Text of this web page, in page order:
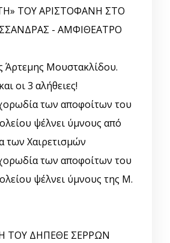
ΤΟΥ ΑΡΙΣΤΟΦΑΝΗ ΣΤΟ
- ΑΜΦΙΘΕΑΤΡΟ
Άρτεμης Μουστακλίδου.
οι 3 αλήθειες!
των αποφοίτων του
ψέλνει ύμνους από
των Χαιρετισμών
των αποφοίτων του
ψέλνει ύμνους της Μ.
ΤΟΥ ΔΗΠΕΘΕ ΣΕΡΡΩΝ